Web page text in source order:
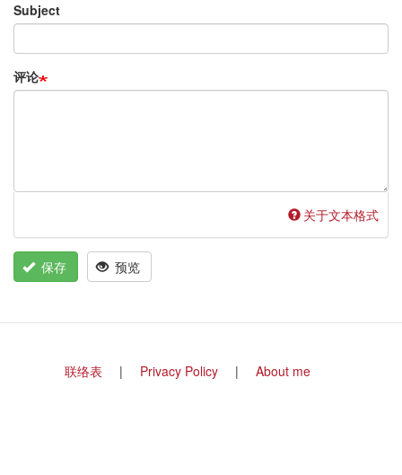
Subject
评论
关于文本格式
保存 预览
Footer联络表 Privacy Policy About me